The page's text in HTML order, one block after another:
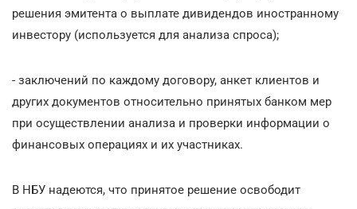
решения эмитента о выплате дивидендов иностранному
инвестору (используется для анализа спроса);
- заключений по каждому договору, анкет клиентов и
других документов относительно принятых банком мер
при осуществлении анализа и проверки информации о
финансовых операциях и их участниках.
В НБУ надеются, что принятое решение освободит